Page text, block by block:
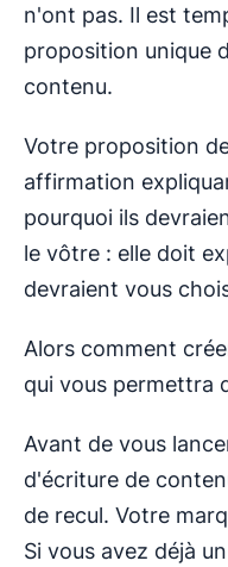
n'ont pas. Il est
proposition unique
contenu.
Votre proposition
affirmation
pourquoi ils
le vôtre : elle doit
devraient vous
Alors comment
qui vous permettra
Avant de vous
d'écriture de
de recul. Votre
Si vous avez déjà